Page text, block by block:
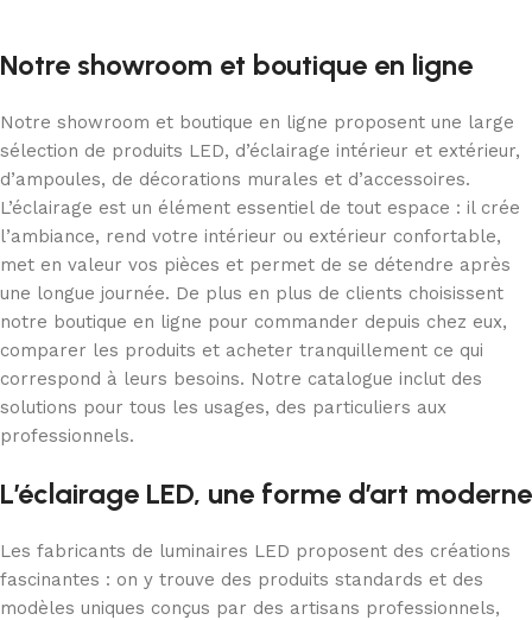
Notre showroom et boutique en ligne
Notre showroom et boutique en ligne proposent une large
sélection de produits LED, d’éclairage intérieur et extérieur,
d’ampoules, de décorations murales et d’accessoires.
L’éclairage est un élément essentiel de tout espace : il crée
l’ambiance, rend votre intérieur ou extérieur confortable,
met en valeur vos pièces et permet de se détendre après
une longue journée. De plus en plus de clients choisissent
notre boutique en ligne pour commander depuis chez eux,
comparer les produits et acheter tranquillement ce qui
correspond à leurs besoins. Notre catalogue inclut des
solutions pour tous les usages, des particuliers aux
professionnels.
L’éclairage LED, une forme d’art moderne
Les fabricants de luminaires LED proposent des créations
fascinantes : on y trouve des produits standards et des
modèles uniques conçus par des artisans professionnels,